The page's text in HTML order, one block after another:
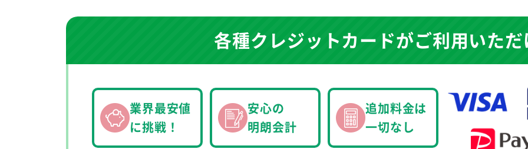
各種クレジットカードがご利用いた
業界最安値
に挑戦！
安心の
明朗会計
追加料金は
一切なし